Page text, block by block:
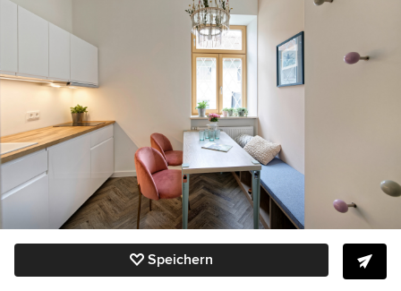
Speichern